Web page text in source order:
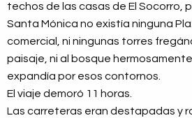
techos de las casas de El Socorro,
Santa Mónica no existía ninguna
comercial, ni ningunas torres
paisaje, ni al bosque
expandía por esos contornos.
El viaje demoró 11 horas.
Las carreteras eran destapadas y